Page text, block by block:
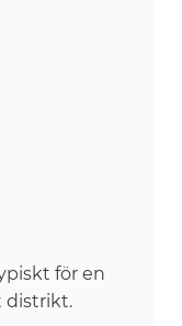
för en
distrikt.